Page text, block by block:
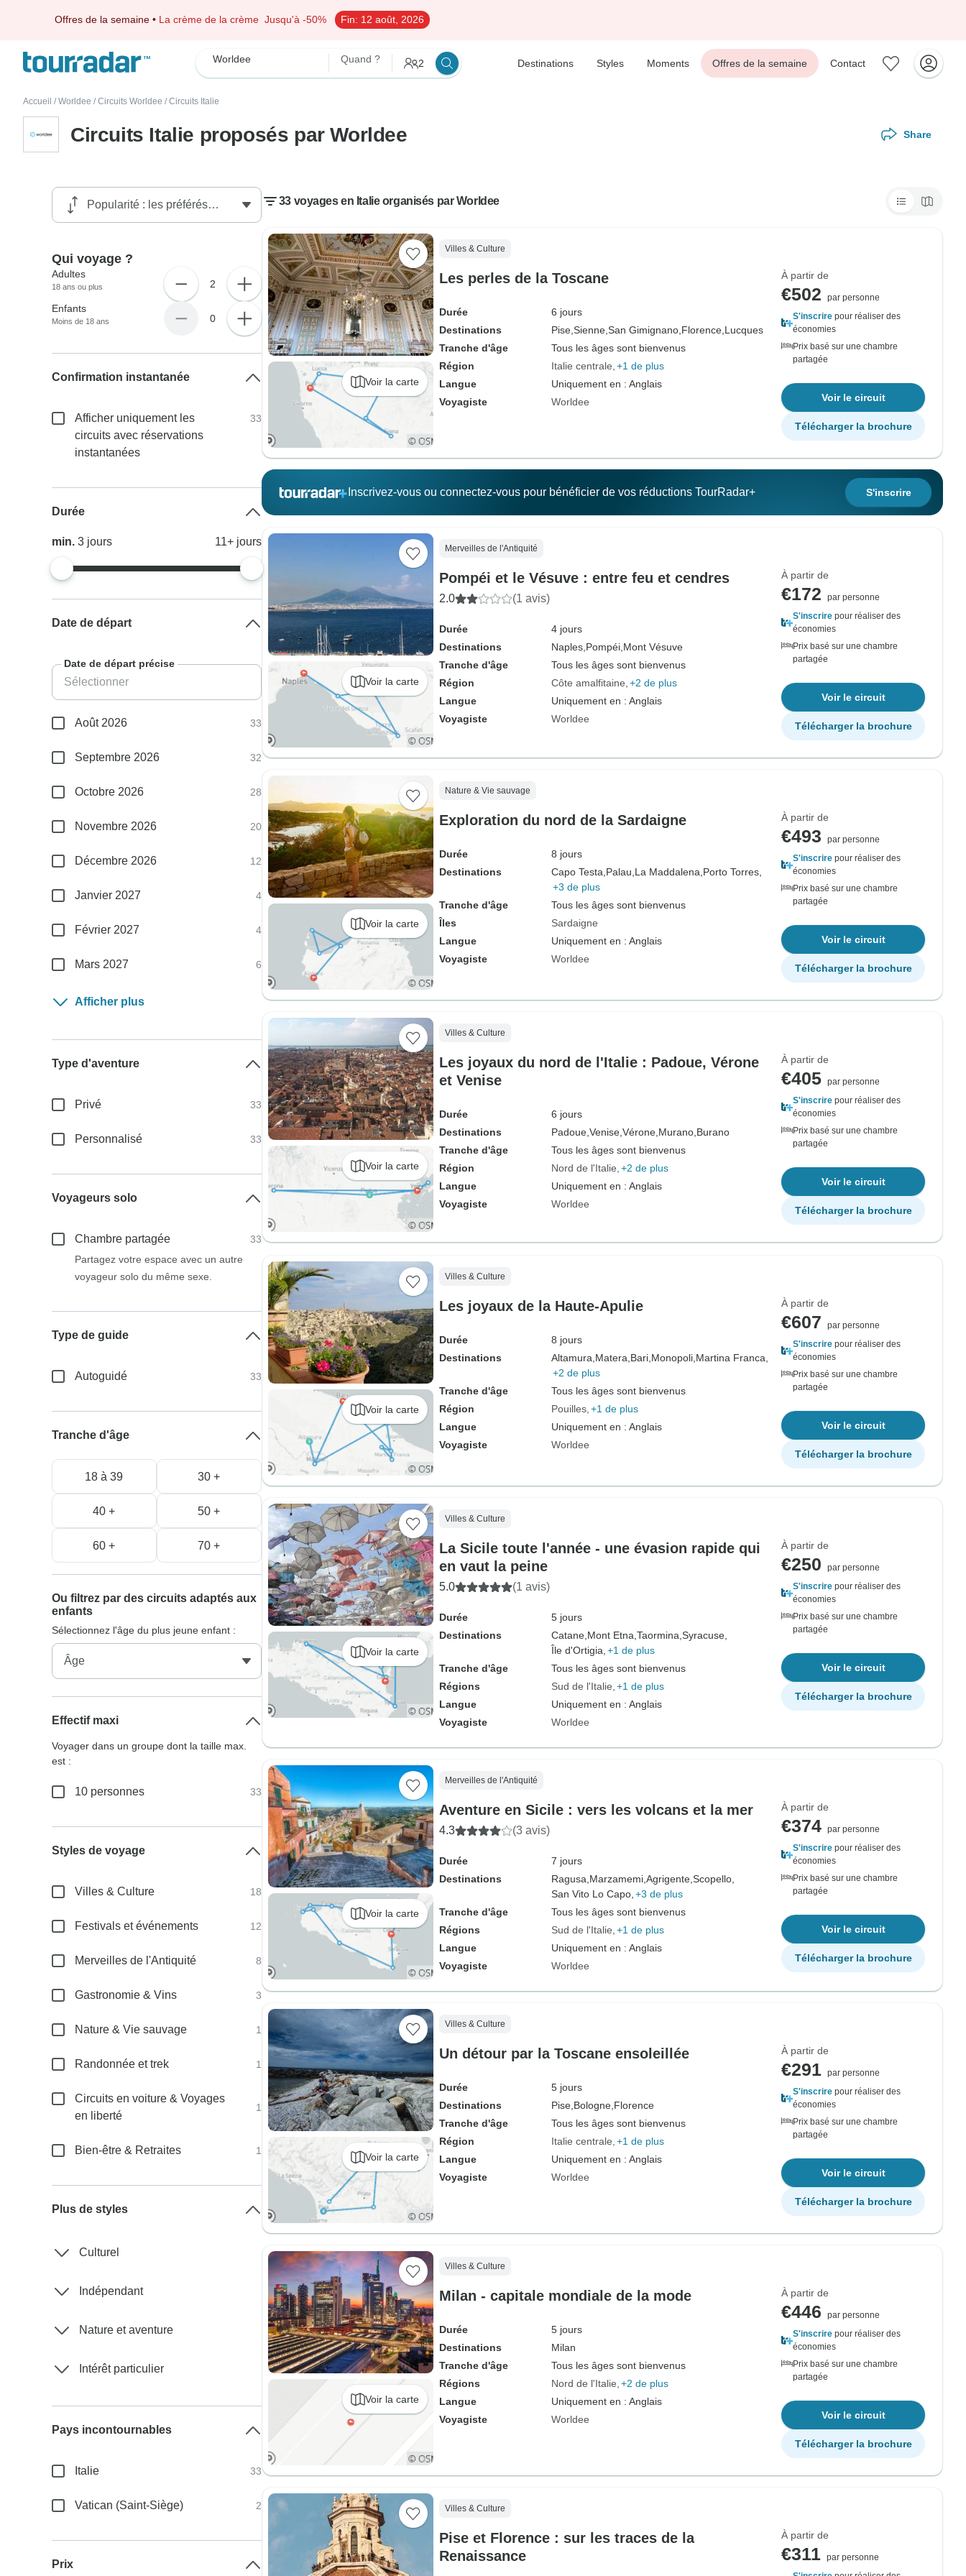
Offres de la semaine • La crème de la crème Jusqu'à -50% Fin: 12 août, 2026
Worldee Quand ? 2 Destinations Styles Moments Offres de la semaine Contact
Accueil / Worldee / Circuits Worldee / Circuits Italie
Circuits Italie proposés par Worldee Share
33 voyages en Italie organisés par Worldee
Voir la carte
Villes & Culture
Les perles de la Toscane
Durée
6 jours
Destinations
Pise, Sienne, San Gimignano, Florence, Lucques
Tranche d'âge
Tous les âges sont bienvenus
Région
Italie centrale +1 de plus
Langue
Uniquement en : Anglais
Voyagiste
Worldee
À partir de
€502
par personne
S'inscrire pour réaliser des
économies
Prix basé sur une chambre
partagée
Voir le circuit
Télécharger la brochure
Inscrivez-vous ou connectez-vous pour bénéficier de vos réductions TourRadar+ S'inscrire
Voir la carte
Merveilles de l'Antiquité
Pompéi et le Vésuve : entre feu et cendres
2.0 (1 avis)
Durée
4 jours
Destinations
Naples, Pompéi, Mont Vésuve
Tranche d'âge
Tous les âges sont bienvenus
Région
Côte amalfitaine +2 de plus
Langue
Uniquement en : Anglais
Voyagiste
Worldee
À partir de
€172
par personne
S'inscrire pour réaliser des
économies
Prix basé sur une chambre
partagée
Voir le circuit
Télécharger la brochure
Voir la carte
Nature & Vie sauvage
Exploration du nord de la Sardaigne
Durée
8 jours
Destinations
Capo Testa, Palau, La Maddalena, Porto Torres,
+3 de plus
Tranche d'âge
Tous les âges sont bienvenus
Îles
Sardaigne
Langue
Uniquement en : Anglais
Voyagiste
Worldee
À partir de
€493
par personne
S'inscrire pour réaliser des
économies
Prix basé sur une chambre
partagée
Voir le circuit
Télécharger la brochure
Voir la carte
Villes & Culture
Les joyaux du nord de l'Italie : Padoue, Vérone
et Venise
Durée
6 jours
Destinations
Padoue, Venise, Vérone, Murano, Burano
Tranche d'âge
Tous les âges sont bienvenus
Région
Nord de l'Italie +2 de plus
Langue
Uniquement en : Anglais
Voyagiste
Worldee
À partir de
€405 par personne
S'inscrire pour réaliser des
économies
Prix basé sur une chambre
partagée
Voir le circuit
Télécharger la brochure
Voir la carte
Villes & Culture
Les joyaux de la Haute-Apulie
Durée
8 jours
Destinations
Altamura, Matera, Bari, Monopoli, Martina Franca,
+2 de plus
Tranche d'âge
Tous les âges sont bienvenus
Région
Pouilles +1 de plus
Langue
Uniquement en : Anglais
Voyagiste
Worldee
À partir de
€607
par personne
S'inscrire pour réaliser des
économies
Prix basé sur une chambre
partagée
Voir le circuit
Télécharger la brochure
Voir la carte
Villes & Culture
La Sicile toute l'année - une évasion rapide qui
en vaut la peine
5.0 (1 avis)
Durée
5 jours
Destinations
Catane, Mont Etna, Taormina, Syracuse,
Île d'Ortigia, +1 de plus
Tranche d'âge
Tous les âges sont bienvenus
Régions
Sud de l'Italie +1 de plus
Langue
Uniquement en : Anglais
Voyagiste
Worldee
À partir de
€250
par personne
S'inscrire pour réaliser des
économies
Prix basé sur une chambre
partagée
Voir le circuit
Télécharger la brochure
Voir la carte
Merveilles de l'Antiquité
Aventure en Sicile : vers les volcans et la mer
4.3 (3 avis)
Durée
7 jours
Destinations
Ragusa, Marzamemi, Agrigente, Scopello,
San Vito Lo Capo, +3 de plus
Tranche d'âge
Tous les âges sont bienvenus
Régions
Sud de l'Italie +1 de plus
Langue
Uniquement en : Anglais
Voyagiste
Worldee
À partir de
€374 par personne
S'inscrire pour réaliser des
économies
Prix basé sur une chambre
partagée
Voir le circuit
Télécharger la brochure
Voir la carte
Villes & Culture
Un détour par la Toscane ensoleillée
Durée
5 jours
Destinations
Pise, Bologne, Florence
Tranche d'âge
Tous les âges sont bienvenus
Région
Italie centrale +1 de plus
Langue
Uniquement en : Anglais
Voyagiste
Worldee
À partir de
€291 par personne
S'inscrire pour réaliser des
économies
Prix basé sur une chambre
partagée
Voir le circuit
Télécharger la brochure
Voir la carte
Villes & Culture
Milan - capitale mondiale de la mode
Durée
5 jours
Destinations
Milan
Tranche d'âge
Tous les âges sont bienvenus
Régions
Nord de l'Italie +2 de plus
Langue
Uniquement en : Anglais
Voyagiste
Worldee
À partir de
€446
par personne
S'inscrire pour réaliser des
économies
Prix basé sur une chambre
partagée
Voir le circuit
Télécharger la brochure
Villes & Culture
Pise et Florence : sur les traces de la
Renaissance
À partir de
€311 par personne
Qui voyage ?
Adultes
18 ans ou plus 2
Enfants
Moins de 18 ans 0
Confirmation instantanée
Afficher uniquement les
circuits avec réservations
instantanées
33
Durée
min.3 jours 11+ jours
Date de départ
Date de départ précise
Août 2026 33
Septembre 2026 32
Octobre 2026 28
Novembre 2026 20
Décembre 2026 12
Janvier 2027 4
Février 2027 4
Mars 2027 6
Afficher plus
Type d'aventure
Privé 33
Personnalisé 33
Voyageurs solo
Chambre partagée
33
Partagez votre espace avec un autre
voyageur solo du même sexe.
Type de guide
Autoguidé 33
Tranche d'âge
18 à 39 30 +
40 + 50 +
60 + 70 +
Ou filtrez par des circuits adaptés aux
enfants
Sélectionnez l'âge du plus jeune enfant :
Effectif maxi
Voyager dans un groupe dont la taille max.
est :
10 personnes 33
Styles de voyage
Villes & Culture 18
Festivals et événements 12
Merveilles de l'Antiquité 8
Gastronomie & Vins 3
Nature & Vie sauvage 1
Randonnée et trek 1
Circuits en voiture & Voyages
en liberté
1
Bien-être & Retraites 1
Plus de styles
Culturel
Indépendant
Nature et aventure
Intérêt particulier
Pays incontournables
Italie 33
Vatican (Saint-Siège) 2
Prix